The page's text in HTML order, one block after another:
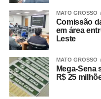
MATO GROSSO
Comissão
em área
Leste
MATO GROSSO
Mega-Sena
R$ 25